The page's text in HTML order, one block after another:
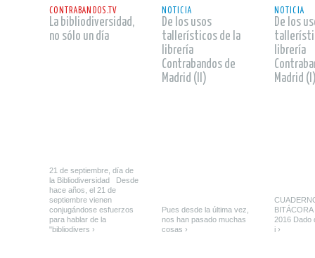
CONTRABANDOS.TV
La bibliodiversidad,
no sólo un día
21 de septiembre, día de
la Bibliodiversidad Desde
hace años, el 21 de
septiembre vienen
conjugándose esfuerzos
para hablar de la
"bibliodivers ›
NOTICIA
De los usos
tallerísticos de la
librería
Contrabandos de
Madrid (II)
Pues desde la última vez,
nos han pasado muchas
cosas ›
NOTICIA
De los
librería
Madrid
2016 Dado
i ›